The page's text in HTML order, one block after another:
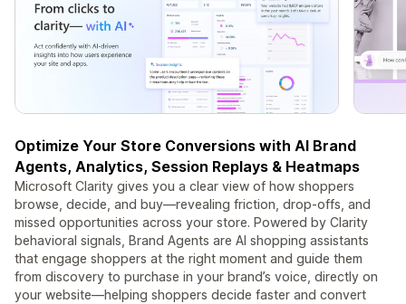
Optimize Your Store Conversions with AI Brand
Agents, Analytics, Session Replays & Heatmaps
Microsoft Clarity gives you a clear view of how shoppers
browse, decide, and buy—revealing friction, drop‑offs, and
missed opportunities across your store. Powered by Clarity
behavioral signals, Brand Agents are AI shopping assistants
that engage shoppers at the right moment and guide them
from discovery to purchase in your brand’s voice, directly on
your website—helping shoppers decide faster and convert